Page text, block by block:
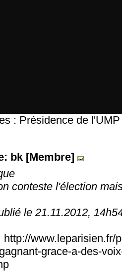
: Présidence de
bk [Membre]
conteste l'élection
le 21.11.2012,
http://www.leparisien.fr/
grace-a-des-